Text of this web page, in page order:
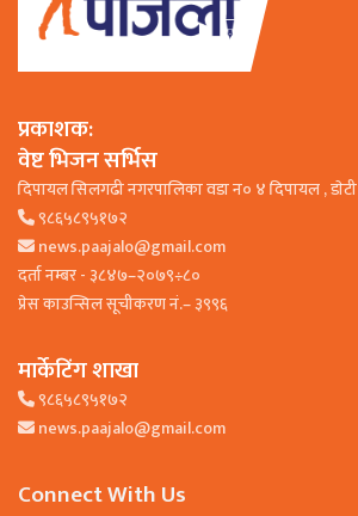
प्रकाशक:
वेष्ट भिजन सर्भिस
दिपायल सिलगढी नगरपालिका वडा न० ४ दिपायल , डाेटी
९८६५८९५१७२
news.paajalo@gmail.com
दर्ता नम्बर - ३८४७–२०७९÷८०
प्रेस काउन्सिल सूचीकरण नं.– ३९९६
मार्केटिंग शाखा
९८६५८९५१७२
news.paajalo@gmail.com
Connect With Us